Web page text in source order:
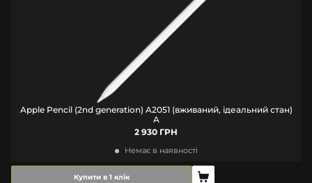
Apple Pencil (2nd generation) A2051 (вживаний, ідеальний стан)
A
2 930 ГРН
Немає в наявності
Купити в 1 клік